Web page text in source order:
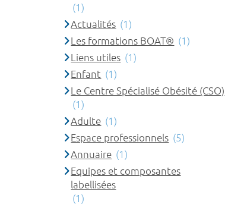
(1)
Actualités (1)
Les formations BOAT® (1)
Liens utiles (1)
Enfant (1)
Le Centre Spécialisé Obésité (CSO)
(1)
Adulte (1)
Espace professionnels (5)
Annuaire (1)
Equipes et composantes
labellisées
(1)